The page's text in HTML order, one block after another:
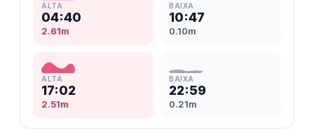
ALTA
04:40
2.61m
BAIXA
10:47
0.10m
ALTA
17:02
2.51m
BAIXA
22:59
0.21m